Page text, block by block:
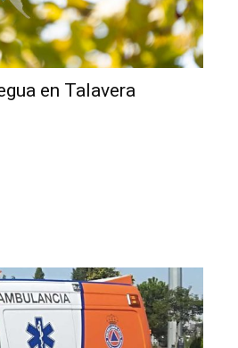
en Talavera